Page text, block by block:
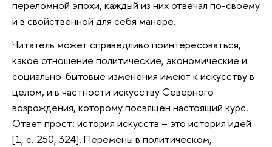
переломной эпохи, каждый из них отвечал по-своему
и в свойственной для себя манере.
Читатель может справедливо поинтересоваться,
какое отношение политические, экономические и
социально-бытовые изменения имеют к искусству в
целом, и в частности искусству Северного
возрождения, которому посвящен настоящий курс.
Ответ прост: история искусств – это история идей
[1, с. 250, 324]. Перемены в политическом,